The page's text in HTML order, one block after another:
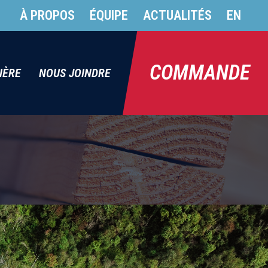
À PROPOS ÉQUIPE ACTUALITÉS EN
NOUS JOINDRE COMMANDE